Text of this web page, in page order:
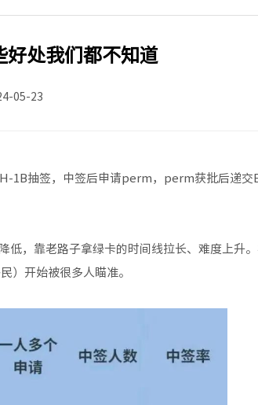
好处我们都不知道
05-23
1B抽签，中签后申请perm，perm获批后递交
，靠老路子拿绿卡的时间线拉长、难度上升
）开始被很多人瞄准。